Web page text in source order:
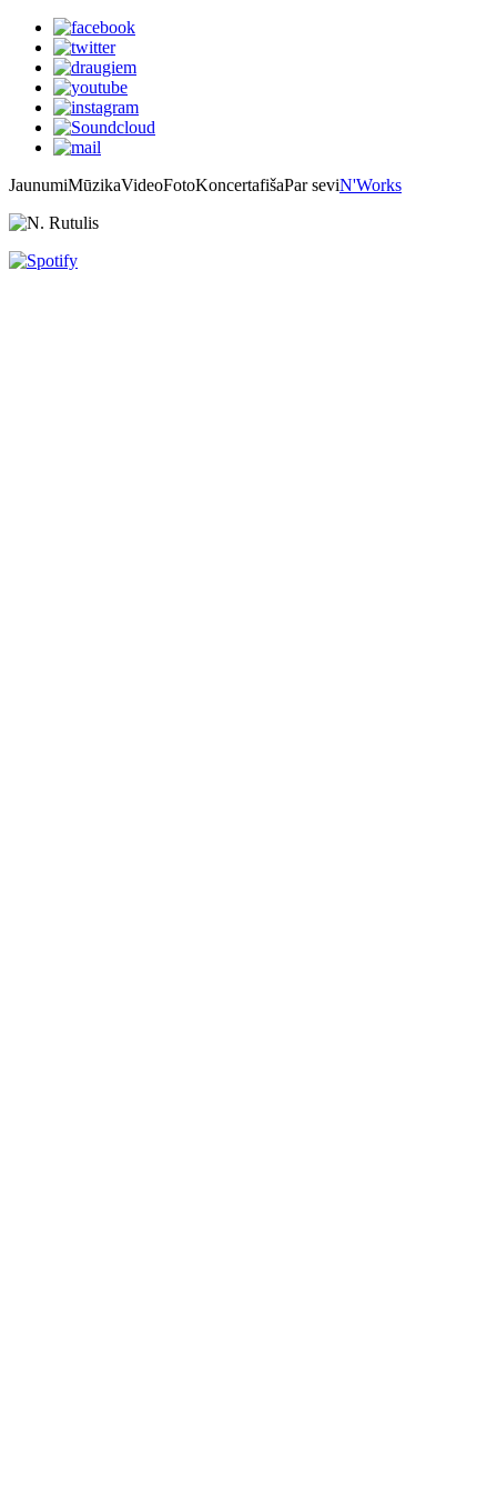
JaunumiMūzikaVideoFotoKoncertafišaPar seviN'Works